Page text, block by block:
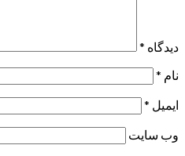
دیدگاه *
نام *
ایمیل *
وب‌ سایت